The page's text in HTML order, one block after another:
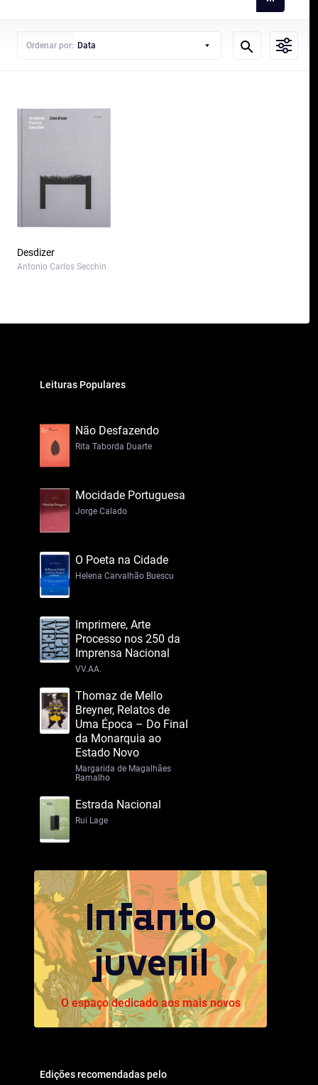
Ordenar por: Data
Desdizer
Antonio Carlos Secchin
Leituras Populares
Não Desfazendo
Rita Taborda Duarte
Mocidade Portuguesa
Jorge Calado
O Poeta na Cidade
Helena Carvalhão Buescu
Imprimere, Arte
Processo nos 250 da
Imprensa Nacional
VV.AA.
Thomaz de Mello
Breyner, Relatos de
Uma Época – Do Final
da Monarquia ao
Estado Novo
Margarida de Magalhães
Ramalho
Estrada Nacional
Rui Lage
Infanto
juvenil
O espaço dedicado aos mais novos
Edições recomendadas pelo